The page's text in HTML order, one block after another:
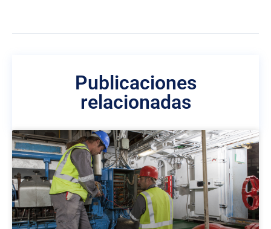
Publicaciones
relacionadas